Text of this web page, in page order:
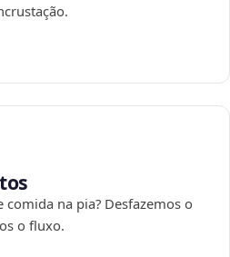
na pia? Desfazemos o
o fluxo.